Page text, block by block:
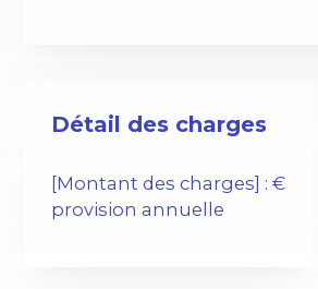
Détail des charges
[Montant des charges] : €
provision annuelle